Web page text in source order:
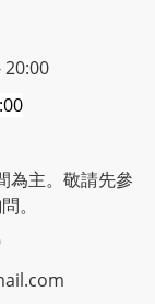
20:00
為主。敬請先參
。